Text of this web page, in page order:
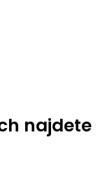
najdete